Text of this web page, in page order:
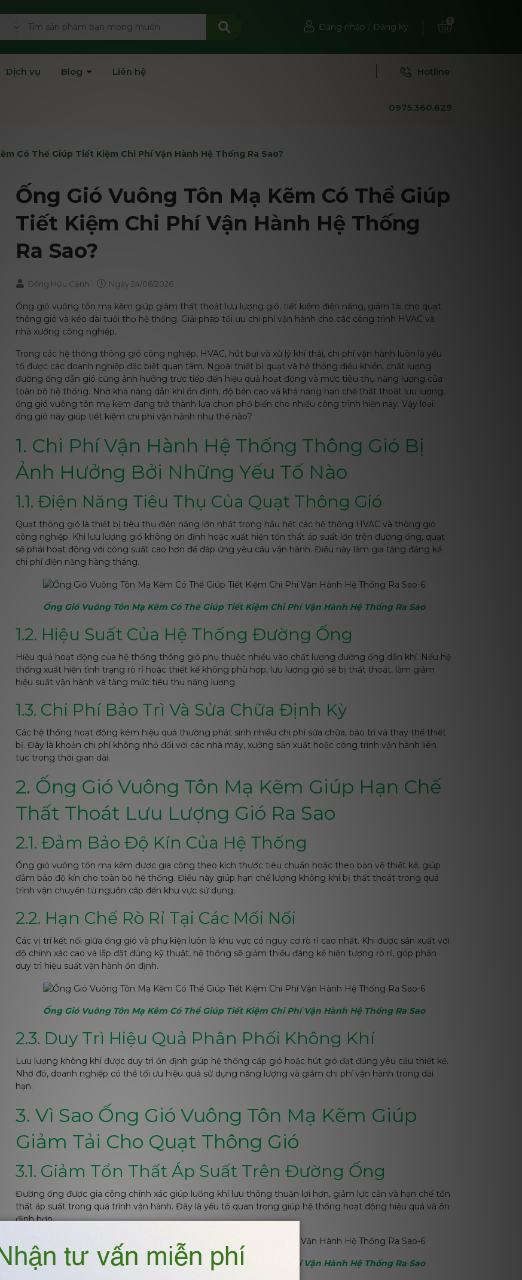
Đăng nhập / Đăng ký
0
Dịch vụ Blog Liên hệ Hotline:
0975.360.629
Có Thể Giúp Tiết Kiệm Chi Phí Vận Hành Hệ Thống Ra Sao?
Ống Gió Vuông Tôn Mạ Kẽm Có Thể Giúp
Tiết Kiệm Chi Phí Vận Hành Hệ Thống
Ra Sao?
Đồng Hữu Cảnh Ngày24/06/2026
Ống gió vuông tôn mạ kẽm giúp giảm thất thoát lưu lượng gió, tiết kiệm điện năng, giảm tải cho quạt
thông gió và kéo dài tuổi thọ hệ thống. Giải pháp tối ưu chi phí vận hành cho các công trình HVAC và
nhà xưởng công nghiệp.
Trong các hệ thống thông gió công nghiệp, HVAC, hút bụi và xử lý khí thải, chi phí vận hành luôn là yếu
tố được các doanh nghiệp đặc biệt quan tâm. Ngoài thiết bị quạt và hệ thống điều khiển, chất lượng
đường ống dẫn gió cũng ảnh hưởng trực tiếp đến hiệu quả hoạt động và mức tiêu thụ năng lượng của
toàn bộ hệ thống. Nhờ khả năng dẫn khí ổn định, độ bền cao và khả năng hạn chế thất thoát lưu lượng,
ống gió vuông tôn mạ kẽm đang trở thành lựa chọn phổ biến cho nhiều công trình hiện nay. Vậy loại
ống gió này giúp tiết kiệm chi phí vận hành như thế nào?
1. Chi Phí Vận Hành Hệ Thống Thông Gió Bị
Ảnh Hưởng Bởi Những Yếu Tố Nào
1.1. Điện Năng Tiêu Thụ Của Quạt Thông Gió
Quạt thông gió là thiết bị tiêu thụ điện năng lớn nhất trong hầu hết các hệ thống HVAC và thông gió
công nghiệp. Khi lưu lượng gió không ổn định hoặc xuất hiện tổn thất áp suất lớn trên đường ống, quạt
sẽ phải hoạt động với công suất cao hơn để đáp ứng yêu cầu vận hành. Điều này làm gia tăng đáng kể
chi phí điện năng hàng tháng.
Ống Gió Vuông Tôn Mạ Kẽm Có Thể Giúp Tiết Kiệm Chi Phí Vận Hành Hệ Thống Ra Sao
1.2. Hiệu Suất Của Hệ Thống Đường Ống
Hiệu quả hoạt động của hệ thống thông gió phụ thuộc nhiều vào chất lượng đường ống dẫn khí. Nếu hệ
thống xuất hiện tình trạng rò rỉ hoặc thiết kế không phù hợp, lưu lượng gió sẽ bị thất thoát, làm giảm
hiệu suất vận hành và tăng mức tiêu thụ năng lượng.
1.3. Chi Phí Bảo Trì Và Sửa Chữa Định Kỳ
Các hệ thống hoạt động kém hiệu quả thường phát sinh nhiều chi phí sửa chữa, bảo trì và thay thế thiết
bị. Đây là khoản chi phí không nhỏ đối với các nhà máy, xưởng sản xuất hoặc công trình vận hành liên
tục trong thời gian dài.
2. Ống Gió Vuông Tôn Mạ Kẽm Giúp Hạn Chế
Thất Thoát Lưu Lượng Gió Ra Sao
2.1. Đảm Bảo Độ Kín Của Hệ Thống
Ống gió vuông tôn mạ kẽm được gia công theo kích thước tiêu chuẩn hoặc theo bản vẽ thiết kế, giúp
đảm bảo độ kín cho toàn bộ hệ thống. Điều này giúp hạn chế lượng không khí bị thất thoát trong quá
trình vận chuyển từ nguồn cấp đến khu vực sử dụng.
2.2. Hạn Chế Rò Rỉ Tại Các Mối Nối
Các vị trí kết nối giữa ống gió và phụ kiện luôn là khu vực có nguy cơ rò rỉ cao nhất. Khi được sản xuất với
độ chính xác cao và lắp đặt đúng kỹ thuật, hệ thống sẽ giảm thiểu đáng kể hiện tượng rò rỉ, góp phần
duy trì hiệu suất vận hành ổn định.
Ống Gió Vuông Tôn Mạ Kẽm Có Thể Giúp Tiết Kiệm Chi Phí Vận Hành Hệ Thống Ra Sao
2.3. Duy Trì Hiệu Quả Phân Phối Không Khí
Lưu lượng không khí được duy trì ổn định giúp hệ thống cấp gió hoặc hút gió đạt đúng yêu cầu thiết kế.
Nhờ đó, doanh nghiệp có thể tối ưu hiệu quả sử dụng năng lượng và giảm chi phí vận hành trong dài
hạn.
3. Vì Sao Ống Gió Vuông Tôn Mạ Kẽm Giúp
Giảm Tải Cho Quạt Thông Gió
3.1. Giảm Tổn Thất Áp Suất Trên Đường Ống
Đường ống được gia công chính xác giúp luồng khí lưu thông thuận lợi hơn, giảm lực cản và hạn chế tổn
thất áp suất trong quá trình vận hành. Đây là yếu tố quan trọng giúp hệ thống hoạt động hiệu quả và ổn
định hơn.
Ống Gió Vuông Tôn Mạ Kẽm Có Thể Giúp Tiết Kiệm Chi Phí Vận Hành Hệ Thống Ra Sao